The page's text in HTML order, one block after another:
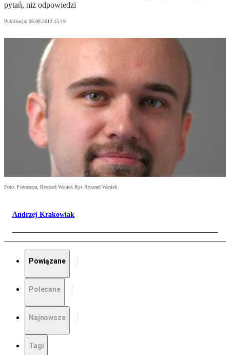
pytań, niż odpowiedzi
Publikacja: 06.08.2012 15:19
Foto: Fotorzepa, Ryszard Waniek Rys Ryszard Waniek
Andrzej Krakowiak
Powiązane
Polecane
Najnowsze
Tagi